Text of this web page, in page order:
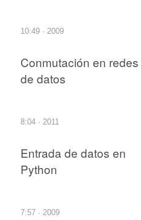
10:49 · 2009
Conmutación en redes
de datos
8:04 · 2011
Entrada de datos en
Python
7:57 · 2009